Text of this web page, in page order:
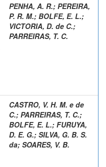
PENHA, A. R.; PEREIRA,
P. R. M.; BOLFE, E. L.;
VICTORIA, D. de C.;
PARREIRAS, T. C.
CASTRO, V. H. M. e de
C.; PARREIRAS, T. C.;
BOLFE, E. L.; FURUYA,
D. E. G.; SILVA, G. B. S.
da; SOARES, V. B.